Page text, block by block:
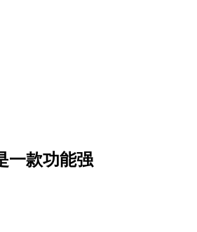
一款功能强